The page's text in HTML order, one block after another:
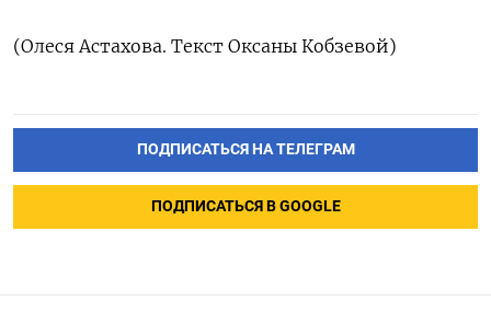
(Олеся ‌Астахова. Текст Оксаны Кобзевой)
ПОДПИСАТЬСЯ НА ТЕЛЕГРАМ
ПОДПИСАТЬСЯ В GOOGLE